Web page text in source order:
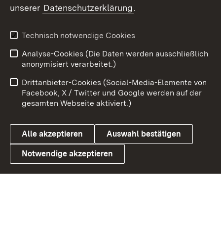
X / Twitter
Youtube
Link zum Landesportal
Benutzungshinweise
Barrierefreiheit
Datenschutz
Cookies
unserer Datenschutzerklärung.
Technisch notwendige Cookies
Analyse-Cookies (Die Daten werden ausschließlich
anonymisiert verarbeitet.)
Drittanbieter-Cookies (Social-Media-Elemente von
Facebook, X / Twitter und Google werden auf der
gesamten Webseite aktiviert.)
Alle akzeptieren Auswahl bestätigen
Notwendige akzeptieren